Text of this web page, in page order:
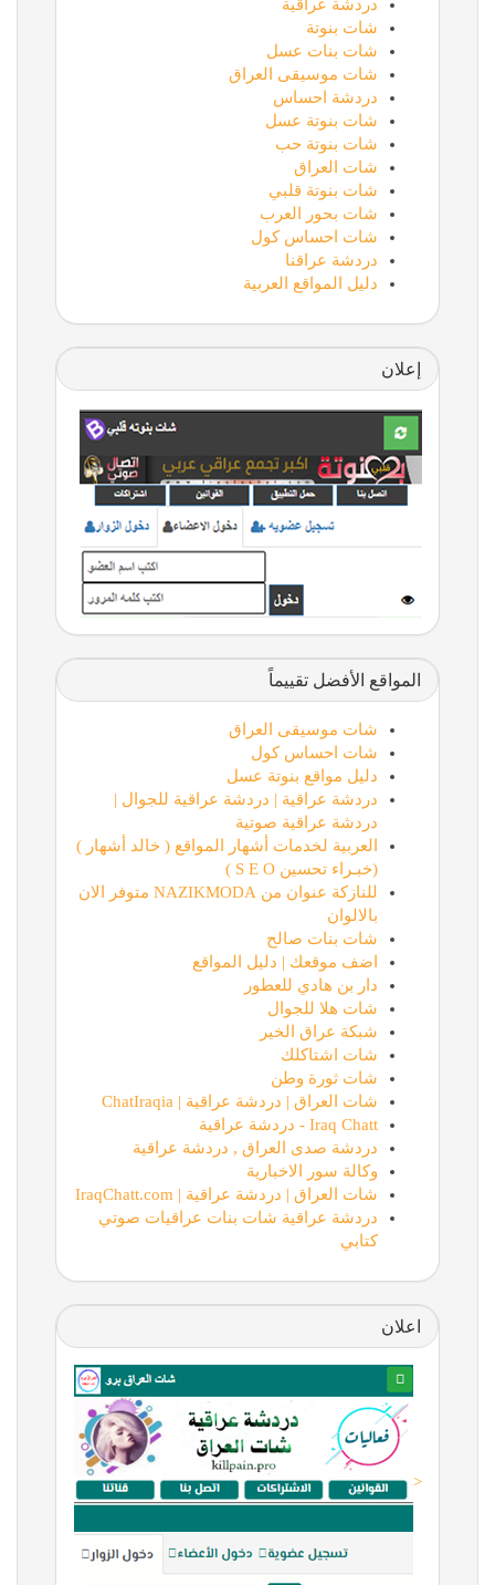
دردشة عراقية
شات بنوتة
شات بنات عسل
شات موسيقى العراق
دردشة احساس
شات بنوتة عسل
شات بنوتة حب
شات العراق
شات بنوتة قلبي
شات بحور العرب
شات احساس كول
دردشة عراقنا
دليل المواقع العربية
إعلان
المواقع الأفضل تقييماً
شات موسيقى العراق
شات احساس كول
دليل مواقع بنوتة عسل
دردشة عراقية | دردشة عراقية للجوال |
دردشة عراقية صوتية
العربية لخدمات أشهار المواقع ( خالد أشهار )
(خبـراء تحسين S E O )
للنازكة عنوان من NAZIKMODA متوفر الان
بالالوان
شات بنات صالح
اضف موقعك | دليل المواقع
دار بن هادي للعطور
شات هلا للجوال
شبكة عراق الخير
شات اشتاكلك
شات ثورة وطن
شات العراق | دردشة عراقية | ChatIraqia
Iraq Chatt - دردشة عراقية
دردشة صدى العراق , دردشة عراقية
وكالة سور الاخبارية
شات العراق | دردشة عراقية | IraqChatt.com
دردشة عراقية شات بنات عراقيات صوتي
كتابي
اعلان
<